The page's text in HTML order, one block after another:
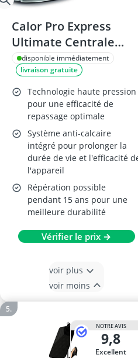
Calor Pro Express
Ultimate Centrale
Vapeur GV9560C0
disponible immédiatement
livraison gratuite
Technologie haute pression
pour une efficacité de
repassage optimale
Système anti-calcaire
intégré pour prolonger la
durée de vie et l'efficacité
l'appareil
Répération possible
pendant 15 ans pour une
meilleure durabilité
Vérifier le prix →
voir plus
voir moins
NOTRE AVIS
9,8
Excellent